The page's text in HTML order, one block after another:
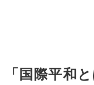
「国際平和